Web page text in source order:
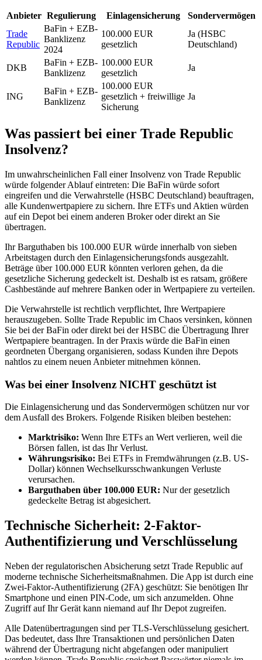
Anbieter Regulierung Einlagensicherung
Sondervermögen
Trade
Republic
BaFin + EZB-
Banklizenz
2024
100.000 EUR
gesetzlich
Ja (HSBC
Deutschland)
DKB
BaFin + EZB-
Banklizenz
100.000 EUR
gesetzlich
Ja
ING
BaFin + EZB-
Banklizenz
100.000 EUR
gesetzlich + freiwillige
Sicherung
Ja
Was passiert bei einer Trade Republic
Insolvenz?
Im unwahrscheinlichen Fall einer Insolvenz von Trade Republic
würde folgender Ablauf eintreten: Die BaFin würde sofort
eingreifen und die Verwahrstelle (HSBC Deutschland) beauftragen,
alle Kundenwertpapiere zu sichern. Ihre ETFs und Aktien würden
auf ein Depot bei einem anderen Broker oder direkt an Sie
übertragen.
Ihr Barguthaben bis 100.000 EUR würde innerhalb von sieben
Arbeitstagen durch den Einlagensicherungsfonds ausgezahlt.
Beträge über 100.000 EUR könnten verloren gehen, da die
gesetzliche Sicherung gedeckelt ist. Deshalb ist es ratsam, größere
Cashbestände auf mehrere Banken oder in Wertpapiere zu verteilen.
Die Verwahrstelle ist rechtlich verpflichtet, Ihre Wertpapiere
herauszugeben. Sollte Trade Republic im Chaos versinken, können
Sie bei der BaFin oder direkt bei der HSBC die Übertragung Ihrer
Wertpapiere beantragen. In der Praxis würde die BaFin einen
geordneten Übergang organisieren, sodass Kunden ihre Depots
nahtlos zu einem neuen Anbieter mitnehmen können.
Was bei einer Insolvenz NICHT geschützt ist
Die Einlagensicherung und das Sondervermögen schützen nur vor
dem Ausfall des Brokers. Folgende Risiken bleiben bestehen:
Marktrisiko: Wenn Ihre ETFs an Wert verlieren, weil die
Börsen fallen, ist das Ihr Verlust.
Währungsrisiko: Bei ETFs in Fremdwährungen (z.B. US-
Dollar) können Wechselkursschwankungen Verluste
verursachen.
Barguthaben über 100.000 EUR: Nur der gesetzlich
gedeckelte Betrag ist abgesichert.
Technische Sicherheit: 2-Faktor-
Authentifizierung und Verschlüsselung
Neben der regulatorischen Absicherung setzt Trade Republic auf
moderne technische Sicherheitsmaßnahmen. Die App ist durch eine
Zwei-Faktor-Authentifizierung (2FA) geschützt: Sie benötigen Ihr
Smartphone und einen PIN-Code, um sich anzumelden. Ohne
Zugriff auf Ihr Gerät kann niemand auf Ihr Depot zugreifen.
Alle Datenübertragungen sind per TLS-Verschlüsselung gesichert.
Das bedeutet, dass Ihre Transaktionen und persönlichen Daten
während der Übertragung nicht abgefangen oder manipuliert